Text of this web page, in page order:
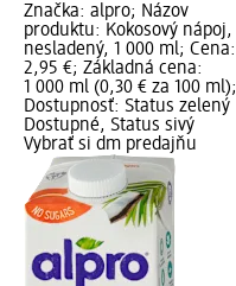
Značka: alpro; Názov
produktu: Kokosový nápoj,
nesladený, 1 000 ml; Cena:
2,95 €; Základná cena:
1 000 ml (0,30 € za 100 ml);
Dostupnosť: Status zelený
Dostupné, Status sivý
Vybrať si dm predajňu